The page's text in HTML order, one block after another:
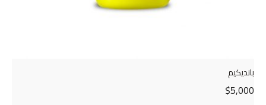
بانديكيم
$5,000